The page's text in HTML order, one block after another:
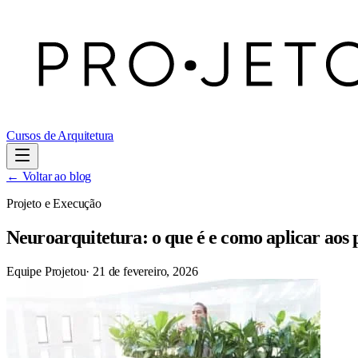
Cursos de Arquitetura
← Voltar ao blog
Projeto e Execução
Neuroarquitetura: o que é e como aplicar aos
Equipe Projetou· 21 de fevereiro, 2026